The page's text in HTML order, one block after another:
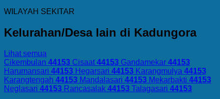
WILAYAH SEKITAR
Kelurahan/Desa lain di Kadungora
Lihat semua
Cikembulan 44153 Cisaat 44153 Gandamekar 44153
Harumansari 44153 Hegarsari 44153 Karangmulya 44153
Karangtengah 44153 Mandalasari 44153 Mekarbakti 44153
Neglasari 44153 Rancasalak 44153 Talagasari 44153